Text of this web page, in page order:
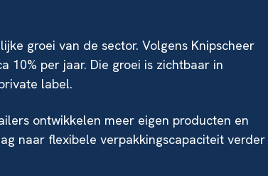
groei van de sector. Volgens Knipscheer
10% per jaar. Die groei is zichtbaar in
label.
ontwikkelen meer eigen producten en
naar flexibele verpakkingscapaciteit verder